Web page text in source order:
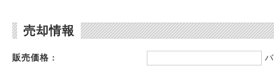
売却情報
販売価格 :